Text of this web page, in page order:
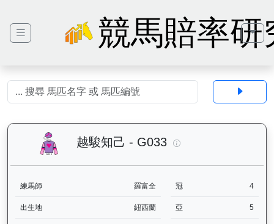
競馬賠率研
越駿知己 - G033
練馬師 羅富全 冠 4
出生地 紐西蘭 亞 5